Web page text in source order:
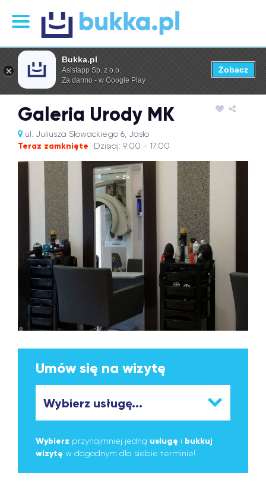
Galeria Urody MK
ul. Juliusza Słowackiego 6, Jasło
Teraz zamknięte Dzisiaj: 9:00 - 17:00
Umów się na wizytę
Wybierz przynajmniej jedną usługę i bukkuj
wizytę w dogodnym dla siebie terminie!
Bukka.pl
Asistapp Sp. z o.o.
Za darmo - w Google Play
Zobacz